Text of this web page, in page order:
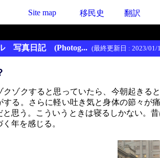
Site map 移民史 翻訳
写真日記 (Photog... (最終更新日 : 2023/01/
ゾクすると思っていたら、今朝起きる
する。さらに軽い吐き気と身体の節々が
と思う。こういうときは寝るしかない。
年を感じる。